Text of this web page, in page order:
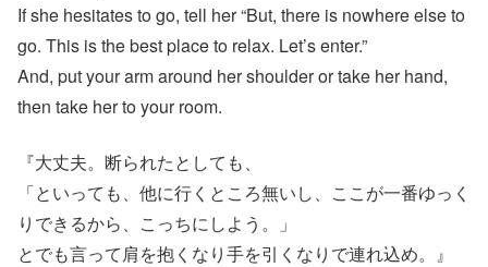
If she hesitates to go, tell her “But, there is nowhere else to
go. This is the best place to relax. Let’s enter.”
And, put your arm around her shoulder or take her hand,
then take her to your room.
『大丈夫。断られたとしても、
「といっても、他に行くところ無いし、ここが一番ゆっく
りできるから、こっちにしよう。」
とでも言って肩を抱くなり手を引くなりで連れ込め。』